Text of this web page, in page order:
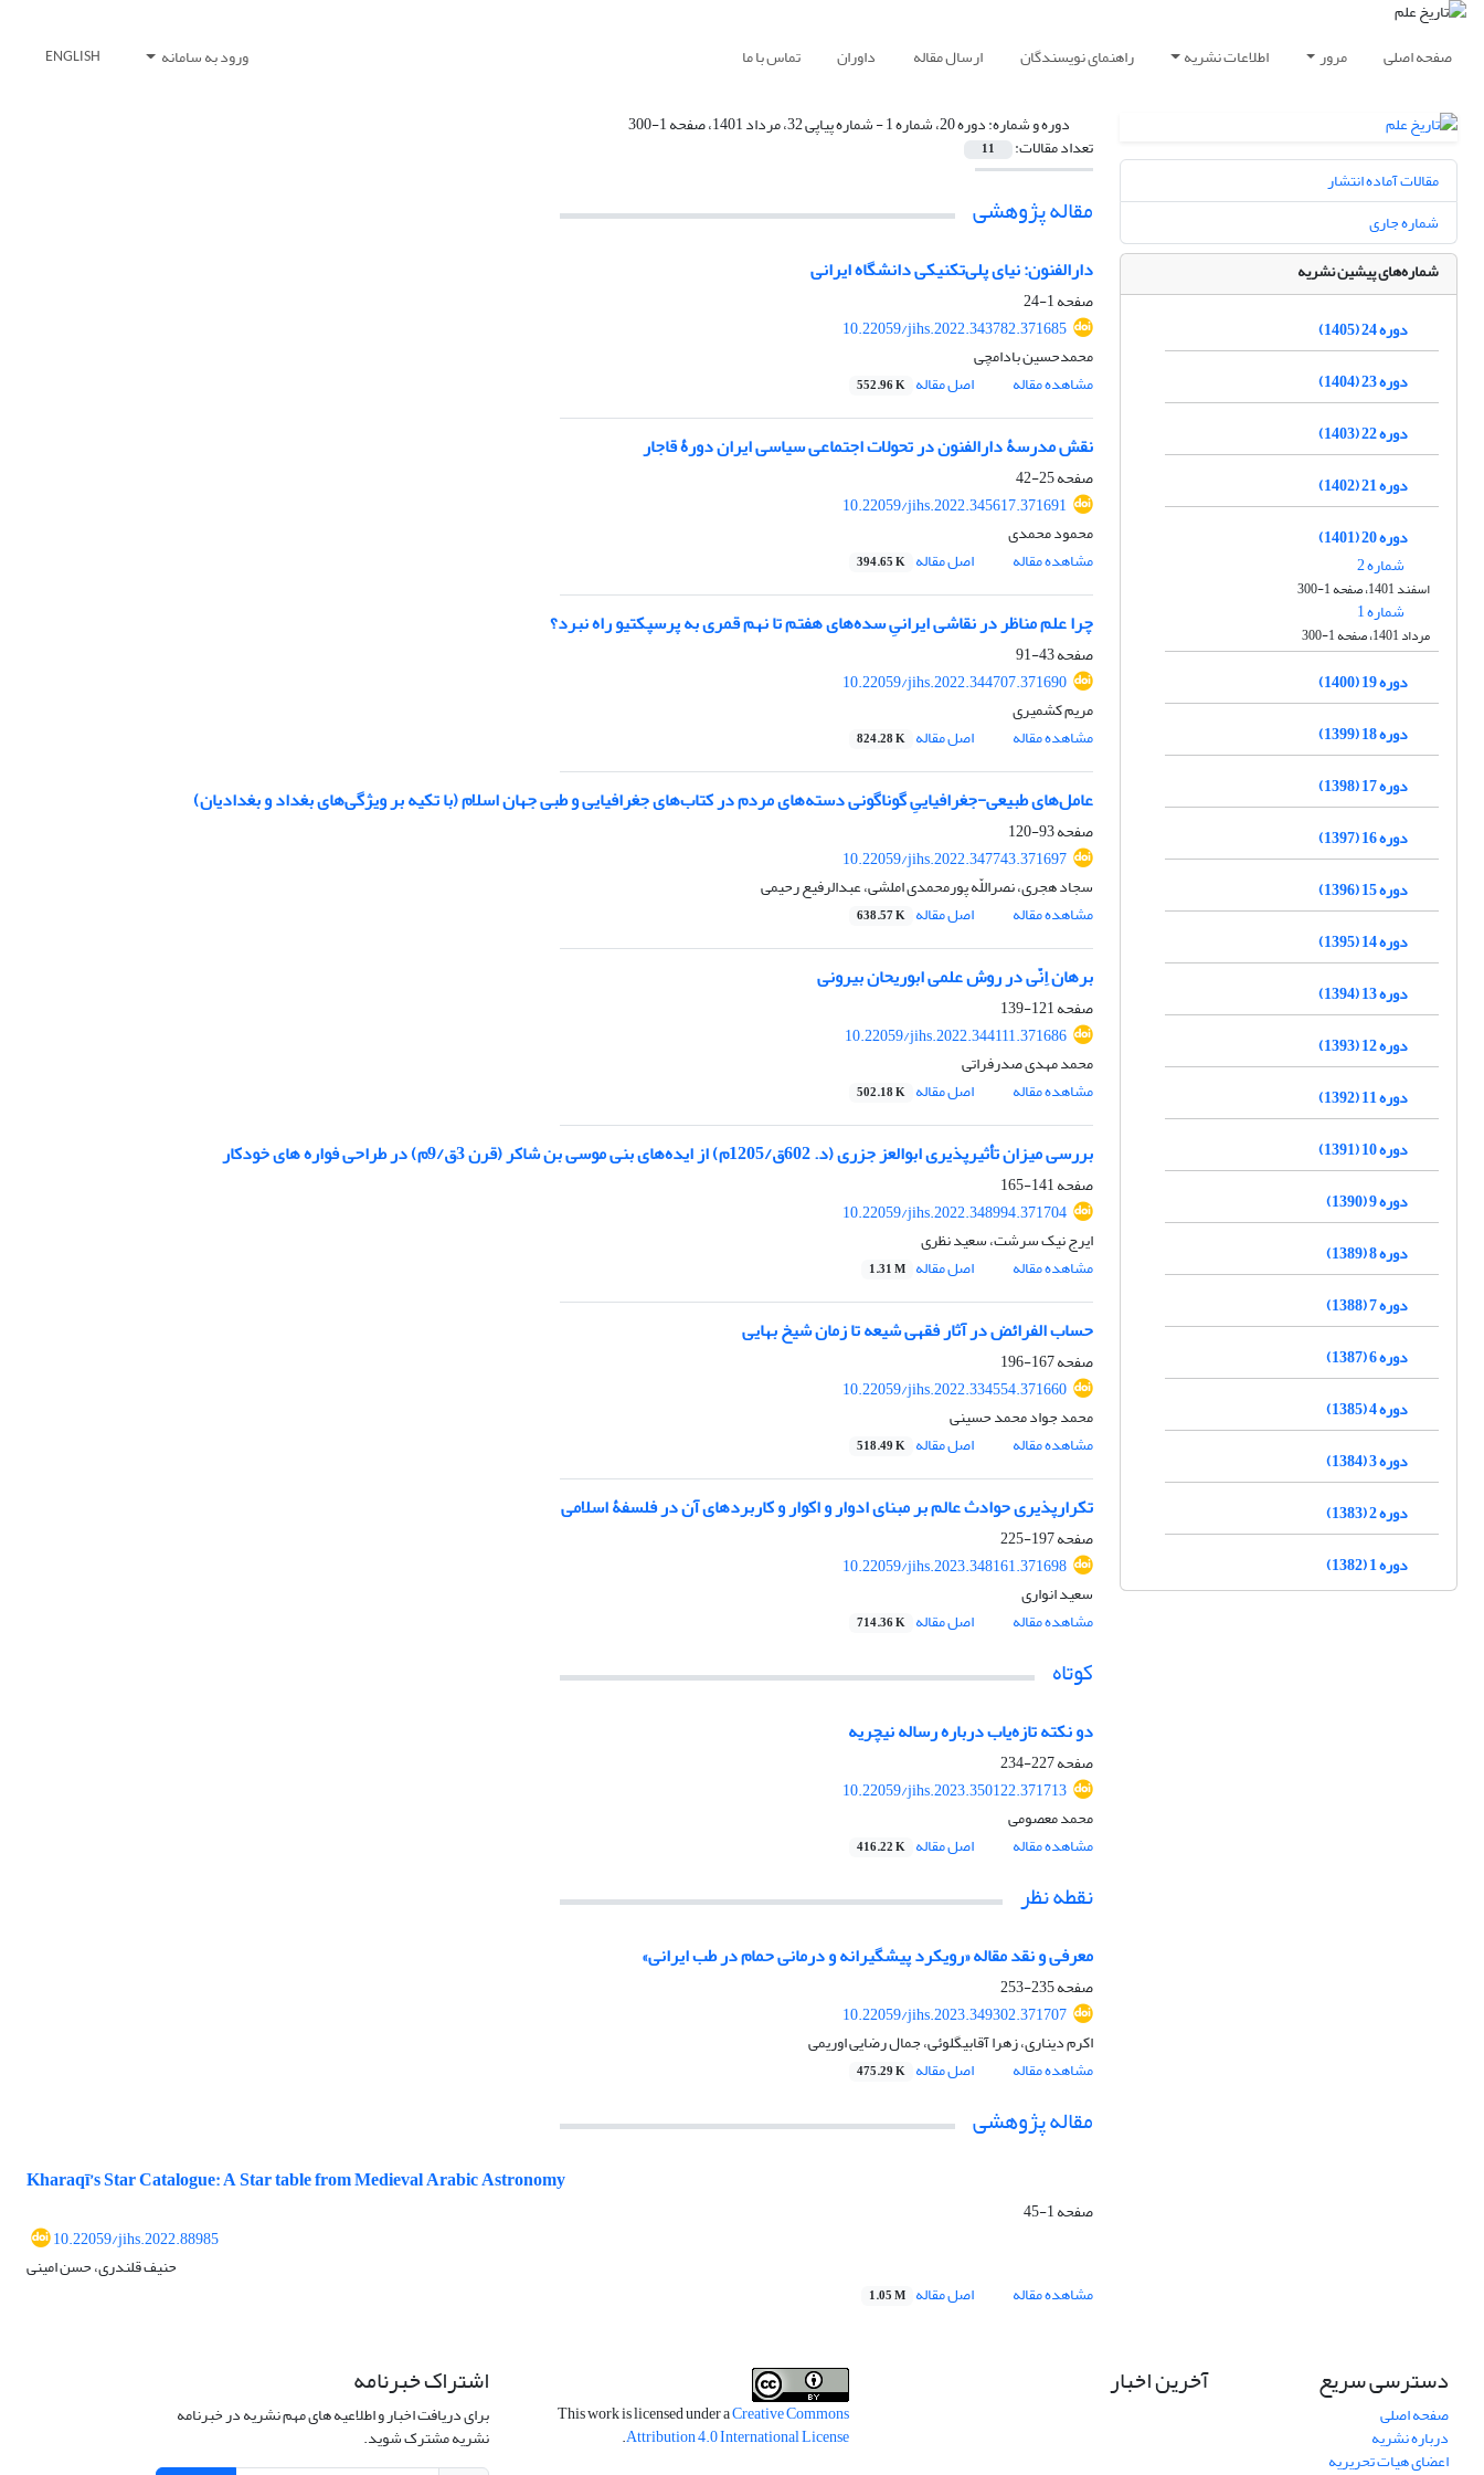
صفحه اصلی مرور اطلاعات نشریه راهنمای نویسندگان ارسال مقاله داوران تماس با ما ورود به سامانه ENGLISH
دوره و شماره:دوره 20، شماره 1 - شماره پیاپی 32، مرداد 1401، صفحه 1-300
تعداد مقالات: 11
مقاله پژوهشی
دارالفنون: نیای پلی‌تکنیکی دانشگاه ایرانی
صفحه1-24
10.22059/jihs.2022.343782.371685
محمدحسین بادامچی
مشاهده مقاله
اصل مقاله 552.96 K
نقش مدرسۀ دارالفنون در تحولات اجتماعی سیاسی ایران دورۀ قاجار
صفحه25-42
10.22059/jihs.2022.345617.371691
محمود محمدی
مشاهده مقاله
اصل مقاله 394.65 K
چرا علم مناظر در نقاشی ایرانیِ سده‌های هفتم تا نهم قمری به پرسپکتیو راه نبرد؟
صفحه43-91
10.22059/jihs.2022.344707.371690
مریم کشمیری
مشاهده مقاله
اصل مقاله 824.28 K
عامل‌های طبیعی-جغرافیاییِ گوناگونی دسته‌های مردم در کتاب‌های جغرافیایی و طبی جهان اسلام (با تکیه بر ویژگی‌های بغداد و بغدادیان)
صفحه93-120
10.22059/jihs.2022.347743.371697
سجاد هجری، نصراللّه پورمحمدی املشی، عبدالرفیع رحیمی
مشاهده مقاله
اصل مقاله 638.57 K
برهان اِنّی در روش‌ علمی ابوریحان بیرونی
صفحه121-139
10.22059/jihs.2022.344111.371686
محمد مهدی صدرفراتی
مشاهده مقاله
اصل مقاله 502.18 K
بررسی میزان تأثیرپذیری ابوالعز جزری (د. 602ق/1205م) از ایده‌های بنی موسی بن شاکر (قرن 3ق/9م) در طراحی فواره های خودکار
صفحه141-165
10.22059/jihs.2022.348994.371704
ایرج نیک سرشت، سعید نظری
مشاهده مقاله
اصل مقاله 1.31 M
حساب الفرائض در آثار فقهی شیعه تا زمان شیخ بهایی
صفحه167-196
10.22059/jihs.2022.334554.371660
محمد جواد محمد حسینی
مشاهده مقاله
اصل مقاله 518.49 K
تکرارپذیری حوادث عالم بر مبنای ادوار و اکوار و کاربردهای آن در فلسفۀ اسلامی
صفحه197-225
10.22059/jihs.2023.348161.371698
سعید انواری
مشاهده مقاله
اصل مقاله 714.36 K
کوتاه
دو نکته تازه‌یاب درباره رساله نیچریه
صفحه227-234
10.22059/jihs.2023.350122.371713
محمد معصومی
مشاهده مقاله
اصل مقاله 416.22 K
نقطه نظر
معرفی و نقد مقاله «رویکرد پیشگیرانه و درمانی حمام در طب ایرانی»
صفحه235-253
10.22059/jihs.2023.349302.371707
اکرم دیناری، زهرا آقابیگلوئی، جمال رضایی اوریمی
مشاهده مقاله
اصل مقاله 475.29 K
مقاله پژوهشی
Kharaqī’s Star Catalogue: A Star table from Medieval Arabic Astronomy
صفحه1-45
10.22059/jihs.2022.88985
حنیف قلندری، حسن امینی
مشاهده مقاله
اصل مقاله 1.05 M
مقالات آماده انتشار
شماره جاری
شماره‌های پیشین نشریه
دوره 24 (1405)
دوره 23 (1404)
دوره 22 (1403)
دوره 21 (1402)
دوره 20 (1401)
شماره 2
اسفند 1401، صفحه 1-300
شماره 1
مرداد 1401، صفحه 1-300
دوره 19 (1400)
دوره 18 (1399)
دوره 17 (1398)
دوره 16 (1397)
دوره 15 (1396)
دوره 14 (1395)
دوره 13 (1394)
دوره 12 (1393)
دوره 11 (1392)
دوره 10 (1391)
دوره 9 (1390)
دوره 8 (1389)
دوره 7 (1388)
دوره 6 (1387)
دوره 4 (1385)
دوره 3 (1384)
دوره 2 (1383)
دوره 1 (1382)
دسترسی سریع
صفحه اصلی
درباره نشریه
اعضای هیات تحریریه
آخرین اخبار
This work is licensed under aCreative Commons
Attribution 4.0 International License
.
اشتراک خبرنامه
برای دریافت اخبار و اطلاعیه های مهم نشریه در خبرنامه
نشریه مشترک شوید.